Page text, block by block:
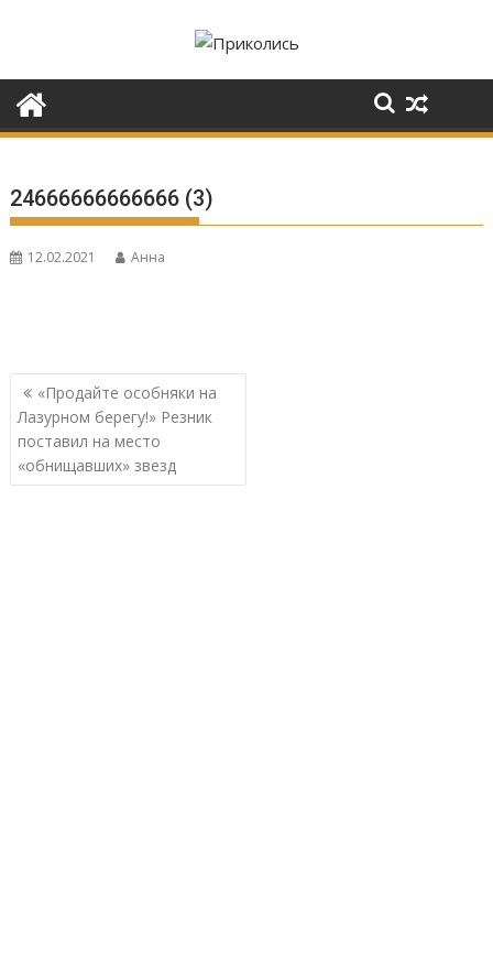
24666666666666 (3)
12.02.2021 Анна
Навигация
по
записям
«Продайте особняки на
Лазурном берегу!» Резник
поставил на место
«обнищавших» звезд